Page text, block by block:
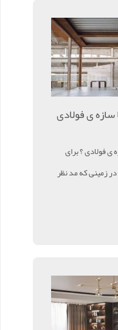
سازه ی فولادی
ی فولادی ؟ برای
زمینی که مد نظر